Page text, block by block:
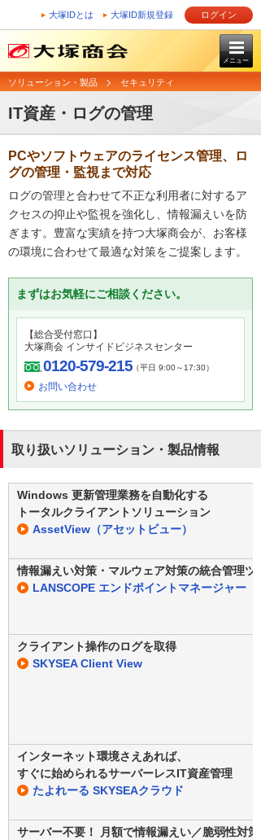
大塚IDとは 大塚ID新規登録 ログイン
メニュー
ソリューション・製品 セキュリティ
IT資産・ログの管理
PCやソフトウェアのライセンス管理、ロ
グの管理・監視まで対応
ログの管理と合わせて不正な利用者に対するア
クセスの抑止や監視を強化し、情報漏えいを防
ぎます。豊富な実績を持つ大塚商会が、お客様
の環境に合わせて最適な対策をご提案します。
まずはお気軽にご相談ください。
【総合受付窓口】
大塚商会 インサイドビジネスセンター
0120-579-215（平日 9:00～17:30）
お問い合わせ
取り扱いソリューション・製品情報
Windows 更新管理業務を自動化する
トータルクライアントソリューション
AssetView（アセットビュー）
情報漏えい対策・マルウェア対策の統合管理ツ
LANSCOPE エンドポイントマネージャー
クライアント操作のログを取得
SKYSEA Client View
インターネット環境さえあれば、
すぐに始められるサーバーレスIT資産管理
たよれーる SKYSEAクラウド
サーバー不要！ 月額で情報漏えい／脆弱性対策